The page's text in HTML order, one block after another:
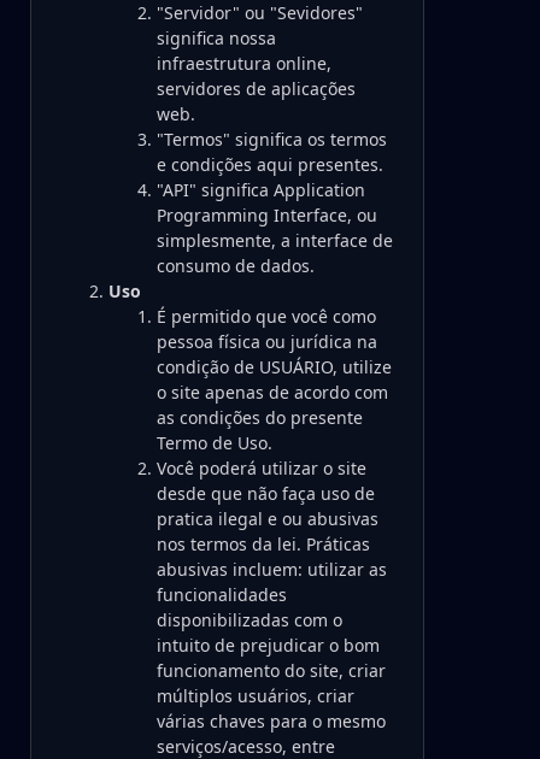
"Servidor" ou "Sevidores"
significa nossa
infraestrutura online,
servidores de aplicações
web.
"Termos" significa os termos
e condições aqui presentes.
"API" significa Application
Programming Interface, ou
simplesmente, a interface de
consumo de dados.
Uso
É permitido que você como
pessoa física ou jurídica na
condição de USUÁRIO, utilize
o site apenas de acordo com
as condições do presente
Termo de Uso.
Você poderá utilizar o site
desde que não faça uso de
pratica ilegal e ou abusivas
nos termos da lei. Práticas
abusivas incluem: utilizar as
funcionalidades
disponibilizadas com o
intuito de prejudicar o bom
funcionamento do site, criar
múltiplos usuários, criar
várias chaves para o mesmo
serviços/acesso, entre